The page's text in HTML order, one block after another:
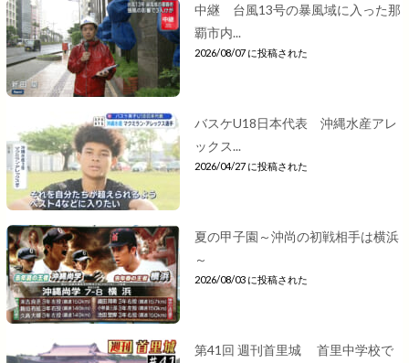
中継 台風13号の暴風域に入った那
覇市内...
2026/08/07 に投稿された
バスケU18日本代表 沖縄水産アレ
ックス...
2026/04/27 に投稿された
夏の甲子園～沖尚の初戦相手は横浜
～
2026/08/03 に投稿された
第41回 週刊首里城 首里中学校で